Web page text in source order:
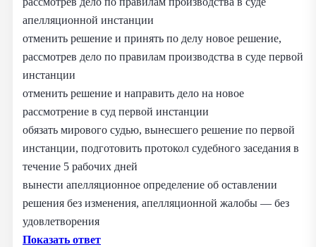
апелляционной инстанции
отменить решение и принять по делу новое решение,
рассмотрев дело по правилам производства в суде первой
инстанции
отменить решение и направить дело на новое
рассмотрение в суд первой инстанции
обязать мирового судью, вынесшего решение по первой
инстанции, подготовить протокол судебного заседания в
течение 5 рабочих дней
вынести апелляционное определение об оставлении
решения без изменения, апелляционной жалобы — без
удовлетворения
Показать ответ